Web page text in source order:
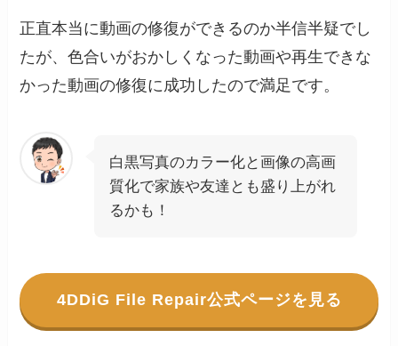
正直本当に動画の修復ができるのか半信半疑でし
たが、色合いがおかしくなった動画や再生できな
かった動画の修復に成功したので満足です。
白黒写真のカラー化と画像の高画
質化で家族や友達とも盛り上がれ
るかも！
4DDiG File Repair公式ページを見る